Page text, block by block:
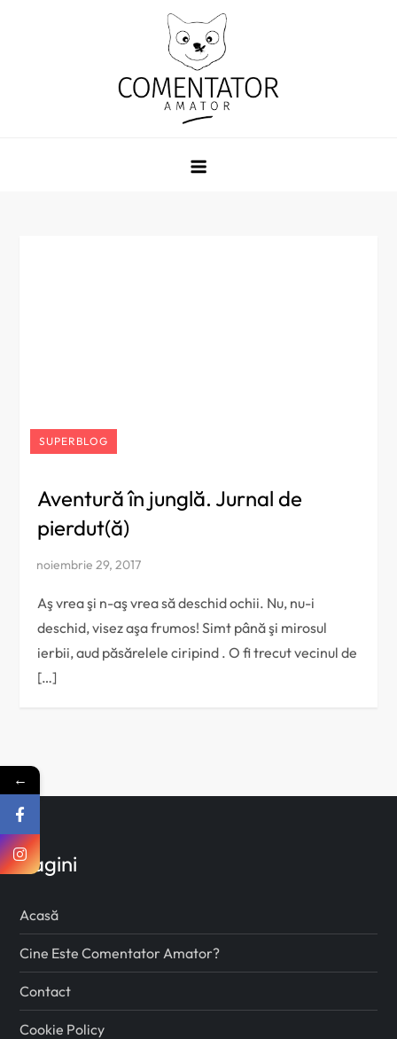
SUPERBLOG
Aventură în junglă. Jurnal de
pierdut(ă)
Aş vrea şi n-aş vrea să deschid ochii. Nu, nu-i
deschid, visez aşa frumos! Simt până şi mirosul
ierbii, aud păsărelele ciripind . O fi trecut vecinul de
[…]
Pagini
Acasă
Cine Este Comentator Amator?
Contact
Cookie Policy
←